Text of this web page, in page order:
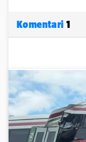
Komentari 1